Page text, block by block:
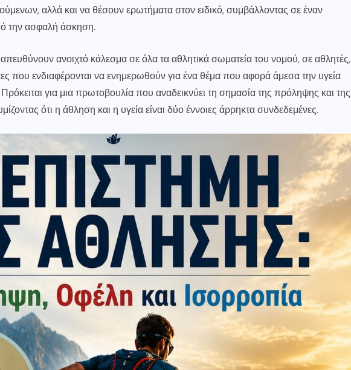
αλλά και να θέσουν ερωτήματα στον ειδικό, συμβάλλοντας σε έναν
την ασφαλή άσκηση.
ανοιχτό κάλεσμα σε όλα τα αθλητικά σωματεία του νομού, σε αθλητές,
που ενδιαφέρονται να ενημερωθούν για ένα θέμα που αφορά άμεσα την υγεία
για μια πρωτοβουλία που αναδεικνύει τη σημασία της πρόληψης και της
ότι η άθληση και η υγεία είναι δύο έννοιες άρρηκτα συνδεδεμένες.